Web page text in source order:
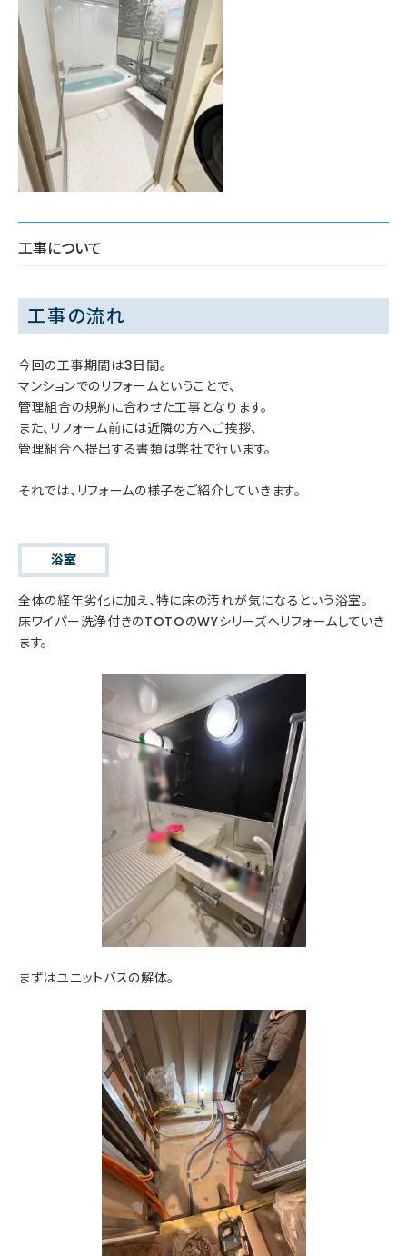
工事について
工事の流れ
今回の工事期間は3日間。
マンションでのリフォームということで、
管理組合の規約に合わせた工事となります。
また、リフォーム前には近隣の方へご挨拶、
管理組合へ提出する書類は弊社で行います。
それでは、リフォームの様子をご紹介していきます。
浴室
全体の経年劣化に加え、特に床の汚れが気になるという浴室。
床ワイパー洗浄付きのTOTOのWYシリーズへリフォームしていき
ます。
まずはユニットバスの解体。